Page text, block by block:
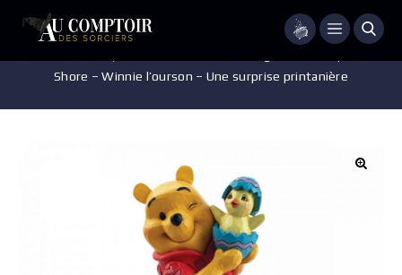
Menu
Shore – Winnie l’ourson – Une surprise printanière